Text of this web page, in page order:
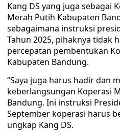
Kang DS yang juga sebagai
Merah Putih Kabupaten
sebagaimana instruksi
Tahun 2025, pihaknya tidak
percepatan pembentukan
Kabupaten Bandung.
“Saya juga harus hadir dan
keberlangsungan Koperasi
Bandung. Ini instruksi
September koperasi harus
ungkap Kang DS.